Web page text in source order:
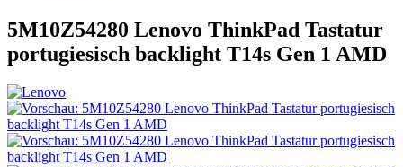
5M10Z54280 Lenovo ThinkPad Tastatur
portugiesisch backlight T14s Gen 1 AMD